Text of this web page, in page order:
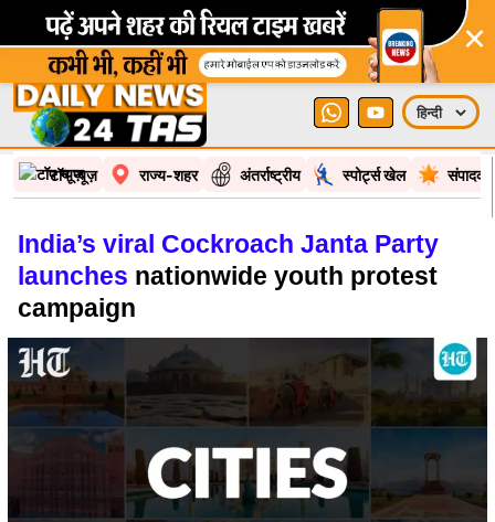
×
टॉप न्यूज़ राज्य-शहर अंतर्राष्ट्रीय स्पोर्ट्स खेल
India’s viral Cockroach Janta Party
launches nationwide youth protest
campaign